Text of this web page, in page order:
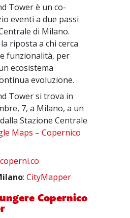
Tower è un co-
eventi a due passi
di Milano.
riposta a chi cerca
funzionalità, per
ecosistema
evoluzione.
Tower si trova in
7, a Milano, a un
Stazione Centrale
Maps – Copernico
:CityMapper
Copernico